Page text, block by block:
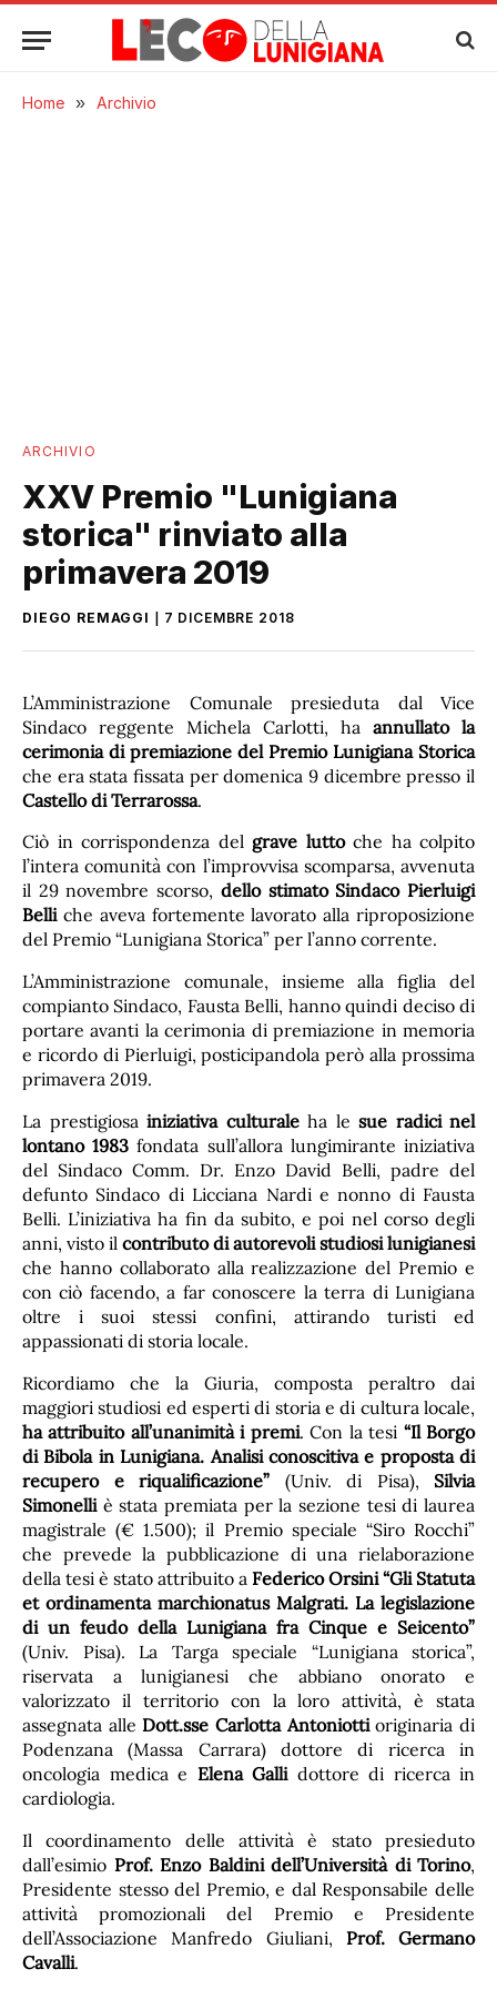
Home » Archivio
ARCHIVIO
XXV Premio "Lunigiana
storica" rinviato alla
primavera 2019
DIEGO REMAGGI 7 DICEMBRE 2018
L’Amministrazione Comunale presieduta dal Vice
Sindaco reggente Michela Carlotti, ha annullato la
cerimonia di premiazione del Premio Lunigiana Storica
che era stata fissata per domenica 9 dicembre presso il
Castello di Terrarossa.
Ciò in corrispondenza del grave luttoche ha colpito
l’intera comunità con l’improvvisa scomparsa, avvenuta
il 29 novembre scorso, dello stimato Sindaco Pierluigi
Belliche aveva fortemente lavorato alla riproposizione
del Premio “Lunigiana Storica” per l’anno corrente.
L’Amministrazione comunale, insieme alla figlia del
compianto Sindaco, Fausta Belli, hanno quindi deciso di
portare avanti la cerimonia di premiazione in memoria
e ricordo di Pierluigi, posticipandola però alla prossima
primavera 2019.
La prestigiosa iniziativa culturaleha le sue radici nel
lontano 1983 fondata sull’allora lungimirante iniziativa
del Sindaco Comm. Dr. Enzo David Belli, padre del
defunto Sindaco di Licciana Nardi e nonno di Fausta
Belli. L’iniziativa ha fin da subito, e poi nel corso degli
anni, visto il contributo di autorevoli studiosi lunigianesi
che hanno collaborato alla realizzazione del Premio e
con ciò facendo, a far conoscere la terra di Lunigiana
oltre i suoi stessi confini, attirando turisti ed
appassionati di storia locale.
Ricordiamo che la Giuria, composta peraltro dai
maggiori studiosi ed esperti di storia e di cultura locale,
ha attribuito all’unanimità i premi. Con la tesi “Il Borgo
di Bibola in Lunigiana. Analisi conoscitiva e proposta di
recupero e riqualificazione” (Univ. di Pisa), Silvia
Simonelliè stata premiata per la sezione tesi di laurea
magistrale (€ 1.500); il Premio speciale “Siro Rocchi”
che prevede la pubblicazione di una rielaborazione
della tesi è stato attribuito a Federico Orsini “Gli Statuta
et ordinamenta marchionatus Malgrati. La legislazione
di un feudo della Lunigiana fra Cinque e Seicento”
(Univ. Pisa). La Targa speciale “Lunigiana storica”,
riservata a lunigianesi che abbiano onorato e
valorizzato il territorio con la loro attività, è stata
assegnata alleDott.sse Carlotta Antoniottioriginaria di
Podenzana (Massa Carrara) dottore di ricerca in
oncologia medica e Elena Gallidottore di ricerca in
cardiologia.
Il coordinamento delle attività è stato presieduto
dall’esimio Prof. Enzo Baldini dell’Università di Torino,
Presidente stesso del Premio, e dal Responsabile delle
attività promozionali del Premio e Presidente
dell’Associazione Manfredo Giuliani, Prof. Germano
Cavalli.